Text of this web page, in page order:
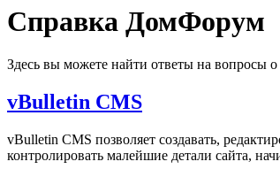
Справка ДомФорум
Здесь вы можете найти ответы на вопросы
vBulletin CMS
vBulletin CMS позволяет создавать,
контролировать малейшие детали сайта,